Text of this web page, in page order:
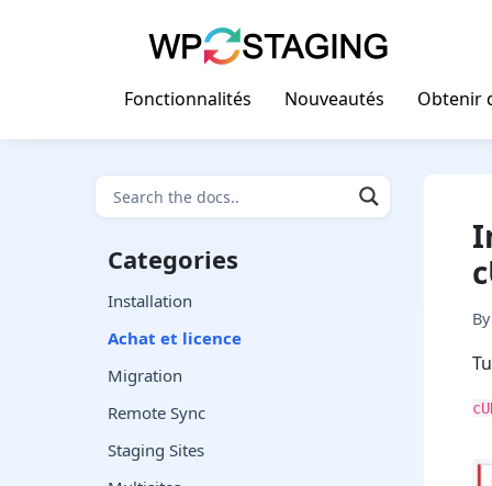
Fonctionnalités
Nouveautés Obtenir
Categories
Installation
Achat et licence
Migration
Remote Sync
Staging Sites